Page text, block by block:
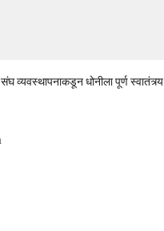
व्यवस्थापनाकडून धोनीला पूर्ण स्वातंत्र्य